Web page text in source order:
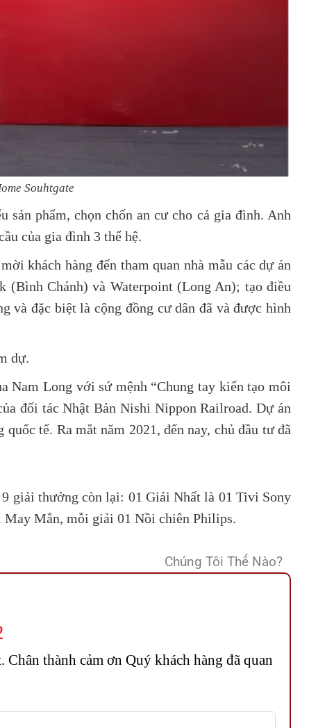
Souhtgate
phẩm, chọn chốn an cư cho cả gia đình. Anh
của gia đình 3 thế hệ.
khách hàng đến tham quan nhà mẫu các dự án
Chánh) và Waterpoint (Long An); tạo điều
và đặc biệt là cộng đồng cư dân đã và được hình
dự.
Nam Long với sứ mệnh “Chung tay kiến tạo môi
đối tác Nhật Bản Nishi Nippon Railroad. Dự án
tế. Ra mắt năm 2021, đến nay, chủ đầu tư đã
giải thưởng còn lại: 01 Giải Nhất là 01 Tivi Sony
Mắn, mỗi giải 01 Nồi chiên Philips.
Chúng Tôi Thế Nào?
thành cảm ơn Quý khách hàng đã quan